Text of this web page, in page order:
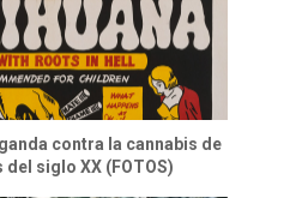
contra la cannabis de
siglo XX (FOTOS)